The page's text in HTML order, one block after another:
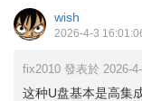
wish
2026-4-3
fix2010 發表於 2026-
这种U盘基本是高集